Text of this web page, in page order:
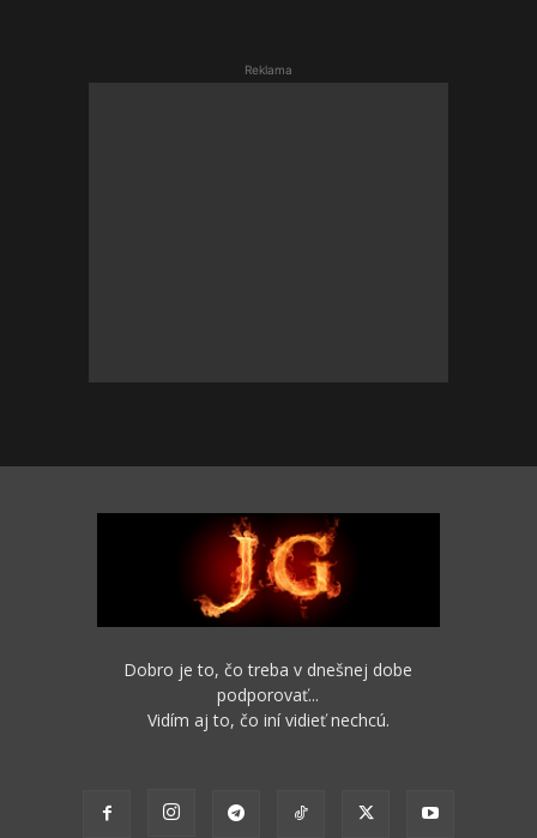
Reklama
Dobro je to, čo treba v dnešnej dobe
podporovať...
Vidím aj to, čo iní vidieť nechcú.